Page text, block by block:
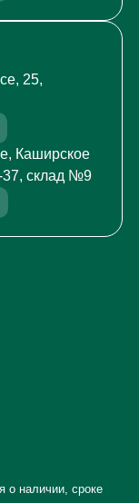
25,
Каширское
37, склад №9
о наличии, сроке